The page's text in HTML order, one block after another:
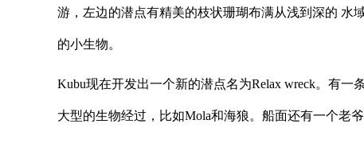
游，左边的潜点有精美的枝状珊瑚布满从浅到深的 水
的小生物。
Kubu现在开发出一个新的潜点名为Relax wreck。有
大型的生物经过，比如Mola和海狼。船面还有一个老